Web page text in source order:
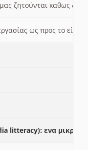
ζητούνται καθως
ως προς το
litteracy): ενα μικρο